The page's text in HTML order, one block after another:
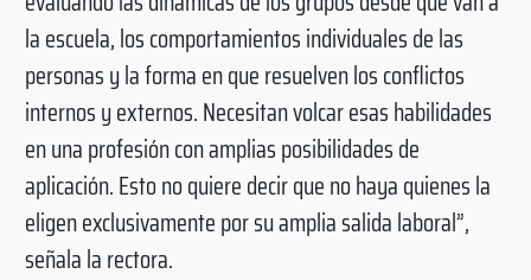
la escuela, los comportamientos individuales de las
personas y la forma en que resuelven los conflictos
internos y externos. Necesitan volcar esas habilidades
en una profesión con amplias posibilidades de
aplicación. Esto no quiere decir que no haya quienes la
eligen exclusivamente por su amplia salida laboral”,
señala la rectora.